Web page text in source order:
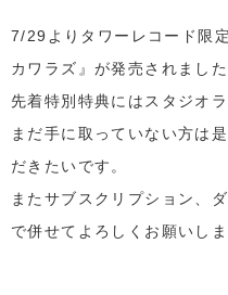
7/29よりタワーレコード限
カワラズ』が発売されました
先着特別特典にはスタジオ
まだ手に取っていない方は
だきたいです。
またサブスクリプション、
で併せてよろしくお願いしま